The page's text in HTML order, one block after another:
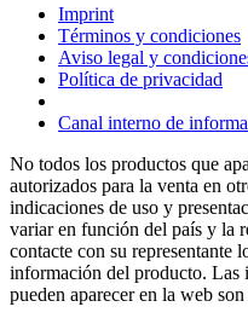
Imprint
Términos y condiciones
Aviso legal y
Política de privacidad
Canal interno de
No todos los productos que
autorizados para la venta en
indicaciones de uso y
variar en función del país y la
contacte con su representante
información del producto. Las
pueden aparecer en la web